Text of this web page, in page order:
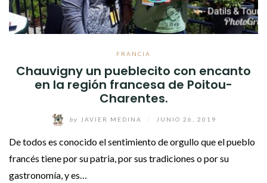
FRANCIA
Chauvigny un pueblecito con encanto
en la región francesa de Poitou-
Charentes.
by JAVIER MEDINA JUNIO 26, 2019
De todos es conocido el sentimiento de orgullo que el pueblo
francés tiene por su patria, por sus tradiciones o por su
gastronomía, y es…